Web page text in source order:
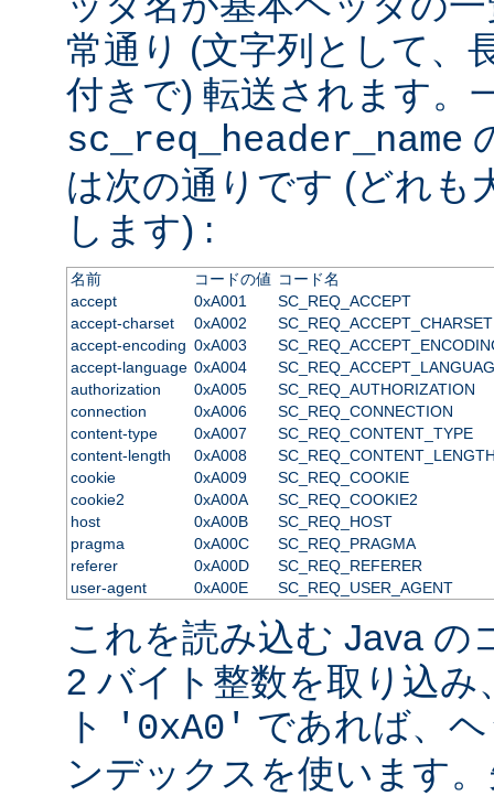
常通り (文字列として、
付きで) 転送されます。
sc_req_header_name
は次の通りです (どれも
します) :
名前 コードの値 コード名
accept
0xA001
SC_REQ_ACCEPT
accept-charset
0xA002
SC_REQ_ACCEPT_CHARSET
accept-encoding 0xA003
accept-language 0xA004
authorization
0xA005
SC_REQ_AUTHORIZATION
connection
0xA006
SC_REQ_CONNECTION
content-type
0xA007
SC_REQ_CONTENT_TYPE
content-length
0xA008
cookie
0xA009
SC_REQ_COOKIE
cookie2
0xA00A
SC_REQ_COOKIE2
host
0xA00B
SC_REQ_HOST
pragma
0xA00C
SC_REQ_PRAGMA
referer
0xA00D
SC_REQ_REFERER
user-agent
0xA00E SC_REQ_USER_AGENT
これを読み込む Java の
2 バイト整数を取り込
ト
'0xA0' であれば、
ンデックスを使います